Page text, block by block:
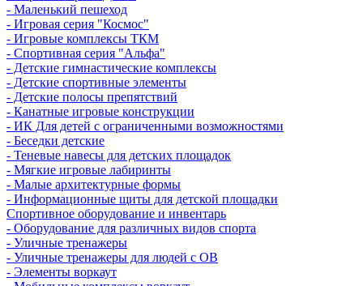
- Маленький пешеход
- Игровая серия "Космос"
- Игровые комплексы ТКМ
- Спортивная серия "Альфа"
- Детские гимнастические комплексы
- Детские спортивные элементы
- Детские полосы препятствий
- Канатные игровые конструкции
- ИК Для детей с ограниченными возможностями
- Беседки детские
- Теневые навесы для детских площадок
- Мягкие игровые лабиринты
- Малые архитектурные формы
- Информационные щиты для детской площадки
Спортивное оборудование и инвентарь
- Оборудование для различных видов спорта
- Уличные тренажеры
- Уличные тренажеры для людей с ОВ
- Элементы воркаут